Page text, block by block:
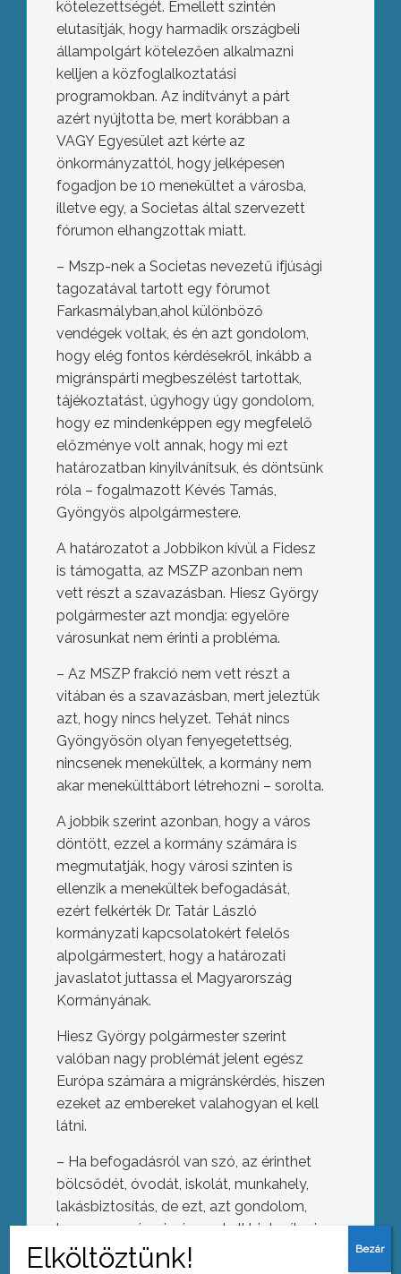
kötelezettségét. Emellett szintén
elutasítják, hogy harmadik országbeli
állampolgárt kötelezően alkalmazni
kelljen a közfoglalkoztatási
programokban. Az indítványt a párt
azért nyújtotta be, mert korábban a
VAGY Egyesület azt kérte az
önkormányzattól, hogy jelképesen
fogadjon be 10 menekültet a városba,
illetve egy, a Societas által szervezett
fórumon elhangzottak miatt.
– Mszp-nek a Societas nevezetű ifjúsági
tagozatával tartott egy fórumot
Farkasmályban,ahol különböző
vendégek voltak, és én azt gondolom,
hogy elég fontos kérdésekről, inkább a
migránspárti megbeszélést tartottak,
tájékoztatást, úgyhogy úgy gondolom,
hogy ez mindenképpen egy megfelelő
előzménye volt annak, hogy mi ezt
határozatban kinyilvánítsuk, és döntsünk
róla – fogalmazott Kévés Tamás,
Gyöngyös alpolgármestere.
A határozatot a Jobbikon kívül a Fidesz
is támogatta, az MSZP azonban nem
vett részt a szavazásban. Hiesz György
polgármester azt mondja: egyelőre
városunkat nem érinti a probléma.
– Az MSZP frakció nem vett részt a
vitában és a szavazásban, mert jeleztük
azt, hogy nincs helyzet. Tehát nincs
Gyöngyösön olyan fenyegetettség,
nincsenek menekültek, a kormány nem
akar menekülttábort létrehozni – sorolta.
A jobbik szerint azonban, hogy a város
döntött, ezzel a kormány számára is
megmutatják, hogy városi szinten is
ellenzik a menekültek befogadását,
ezért felkérték Dr. Tatár László
kormányzati kapcsolatokért felelős
alpolgármestert, hogy a határozati
javaslatot juttassa el Magyarország
Kormányának.
Hiesz György polgármester szerint
valóban nagy problémát jelent egész
Európa számára a migránskérdés, hiszen
ezeket az embereket valahogyan el kell
látni.
– Ha befogadásról van szó, az érinthet
bölcsődét, óvodát, iskolát, munkahely,
lakásbiztosítás, de ezt, azt gondolom,
hogy nem városi pénzen kell biztosítani.
Ezen kívül rengeteg nyelvi, kulturális,